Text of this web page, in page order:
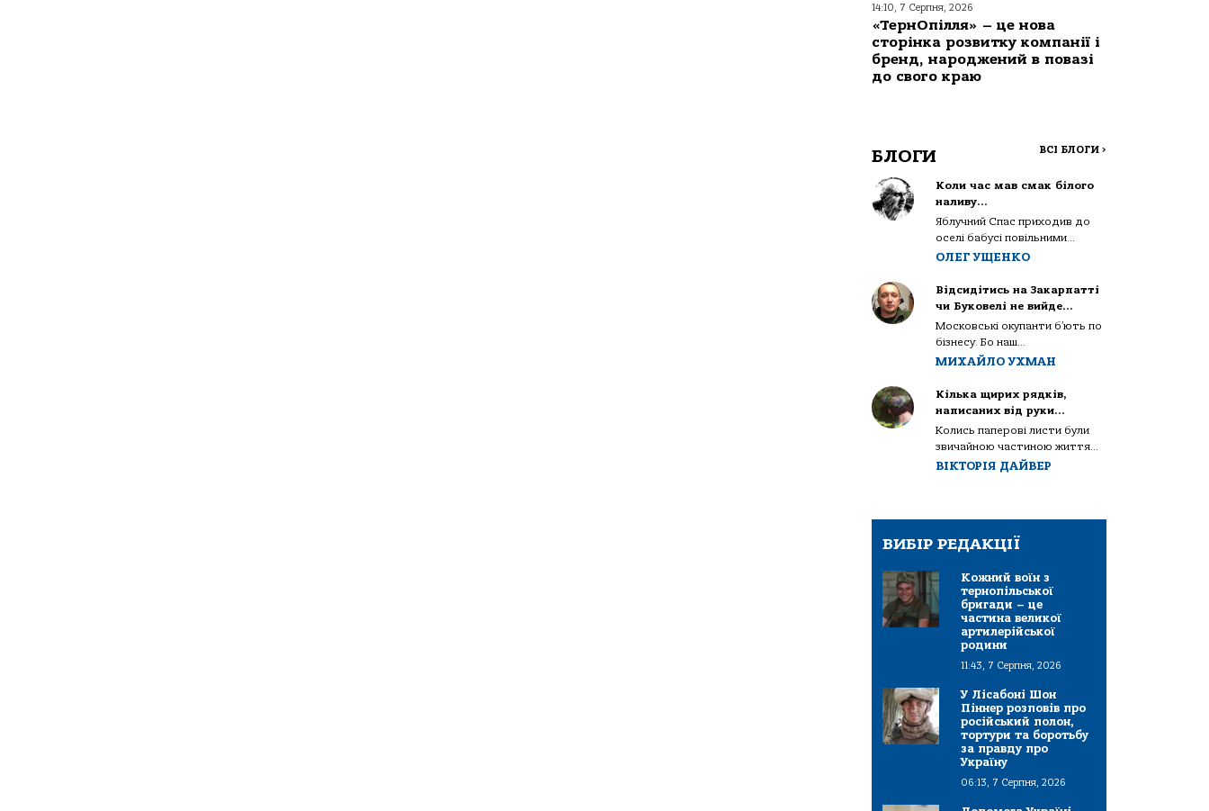
14:10, 7 Серпня, 2026
«ТернОпілля» – це нова
сторінка розвитку компанії і
бренд, народжений в повазі
до свого краю
БЛОГИ ВСІ БЛОГИ >
Коли час мав смак білого
наливу…
Яблучний Спас приходив до
оселі бабусі повільними...
ОЛЕГ УЩЕНКО
Відсидітись на Закарпатті
чи Буковелі не вийде…
Московські окупанти б’ють по
бізнесу. Бо наш...
МИХАЙЛО УХМАН
Кілька щирих рядків,
написаних від руки…
Колись паперові листи були
звичайною частиною життя...
ВІКТОРІЯ ДАЙВЕР
ВИБІР РЕДАКЦІЇ
Кожний воїн з
тернопільської
бригади – це
частина великої
артилерійської
родини
11:43, 7 Серпня, 2026
У Лісабоні Шон
Піннер розповів про
російський полон,
тортури та боротьбу
за правду про
Україну
06:13, 7 Серпня, 2026